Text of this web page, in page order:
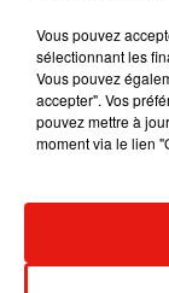
Musique
Vous pouvez
sélectionnant les
Vous pouvez
accepter". Vos
pouvez mettre à
moment via le lien